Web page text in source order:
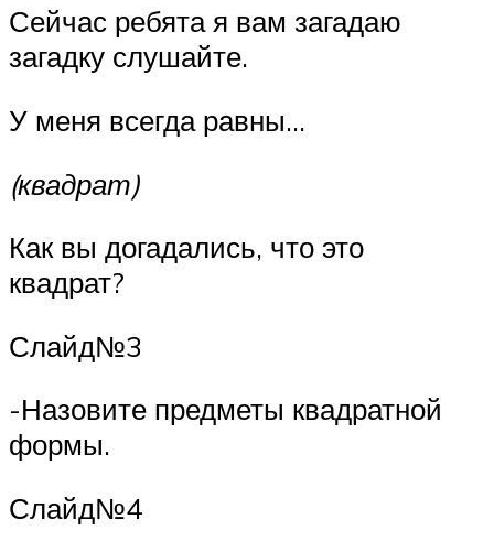
Сейчас ребята я вам загадаю
загадку слушайте.
У меня всегда равны…
(квадрат)
Как вы догадались, что это
квадрат?
Слайд№3
-Назовите предметы квадратной
формы.
Слайд№4